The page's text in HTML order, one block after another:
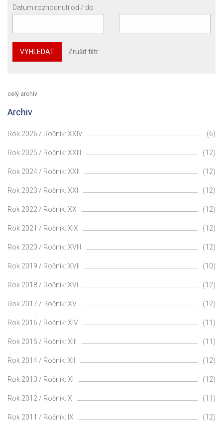
Datum rozhodnutí od / do
VYHLEDAT Zrušit filtr
celý archiv
Archiv
Rok 2026 / Ročník: XXIV (6)
Rok 2025 / Ročník: XXIII (12)
Rok 2024 / Ročník: XXII (12)
Rok 2023 / Ročník: XXI (12)
Rok 2022 / Ročník: XX (12)
Rok 2021 / Ročník: XIX (12)
Rok 2020 / Ročník: XVIII (12)
Rok 2019 / Ročník: XVII (10)
Rok 2018 / Ročník: XVI (12)
Rok 2017 / Ročník: XV (12)
Rok 2016 / Ročník: XIV (11)
Rok 2015 / Ročník: XIII (11)
Rok 2014 / Ročník: XII (12)
Rok 2013 / Ročník: XI (12)
Rok 2012 / Ročník: X (11)
Rok 2011 / Ročník: IX (12)